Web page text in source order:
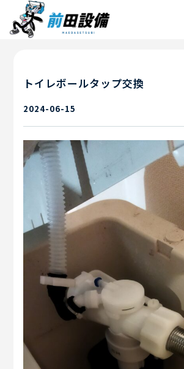
トイレボールタップ交換
2024-06-15